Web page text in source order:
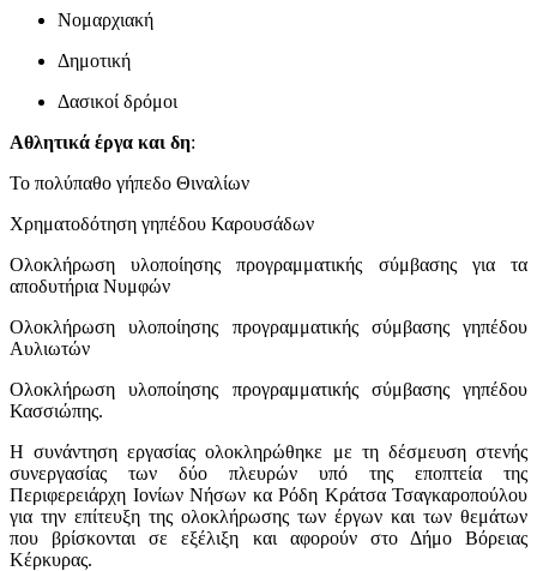
Νομαρχιακή
Δημοτική
Δασικοί δρόμοι
Αθλητικά έργα και δη:
Το πολύπαθο γήπεδο Θιναλίων
Χρηματοδότηση γηπέδου Καρουσάδων
Ολοκλήρωση υλοποίησης προγραμματικής σύμβασης για τα
αποδυτήρια Νυμφών
Ολοκλήρωση υλοποίησης προγραμματικής σύμβασης γηπέδου
Αυλιωτών
Ολοκλήρωση υλοποίησης προγραμματικής σύμβασης γηπέδου
Κασσιώπης.
Η συνάντηση εργασίας ολοκληρώθηκε με τη δέσμευση στενής
συνεργασίας των δύο πλευρών υπό της εποπτεία της
Περιφερειάρχη Ιονίων Νήσων κα Ρόδη Κράτσα Τσαγκαροπούλου
για την επίτευξη της ολοκλήρωσης των έργων και των θεμάτων
που βρίσκονται σε εξέλιξη και αφορούν στο Δήμο Βόρειας
Κέρκυρας.